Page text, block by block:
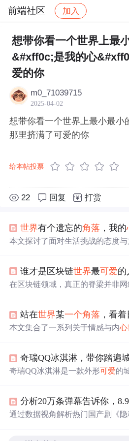
前端社区 加入
社区 前端社区 感慨
想带你看一个世界上最
&#xff0c;是我的心
爱的你
m0_71039715
2025-04-02
想带你看一个世界上最小最小
那里挤满了可爱的你
给本帖投票
22 回复 打赏
世界有个遗忘的角落 ，我的
本文探讨了面对生活挑战的态度
谁才是区块链世界最可爱的
在区块链领域，真正的脊梁并非
位，致力于将分布式存储技术带入
。
站在世界某一个角落 ，看
本文集合了一系列关于情感与内心
奇瑞QQ冰淇淋，带你踏遍
奇瑞QQ冰淇淋是一款外形可爱的
酸铁锂电池组，续航里程120km和
用。
通过数据视角解析热门国产剧《